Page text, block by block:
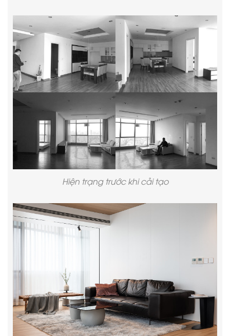
Hiện trạng trước khi cải tạo